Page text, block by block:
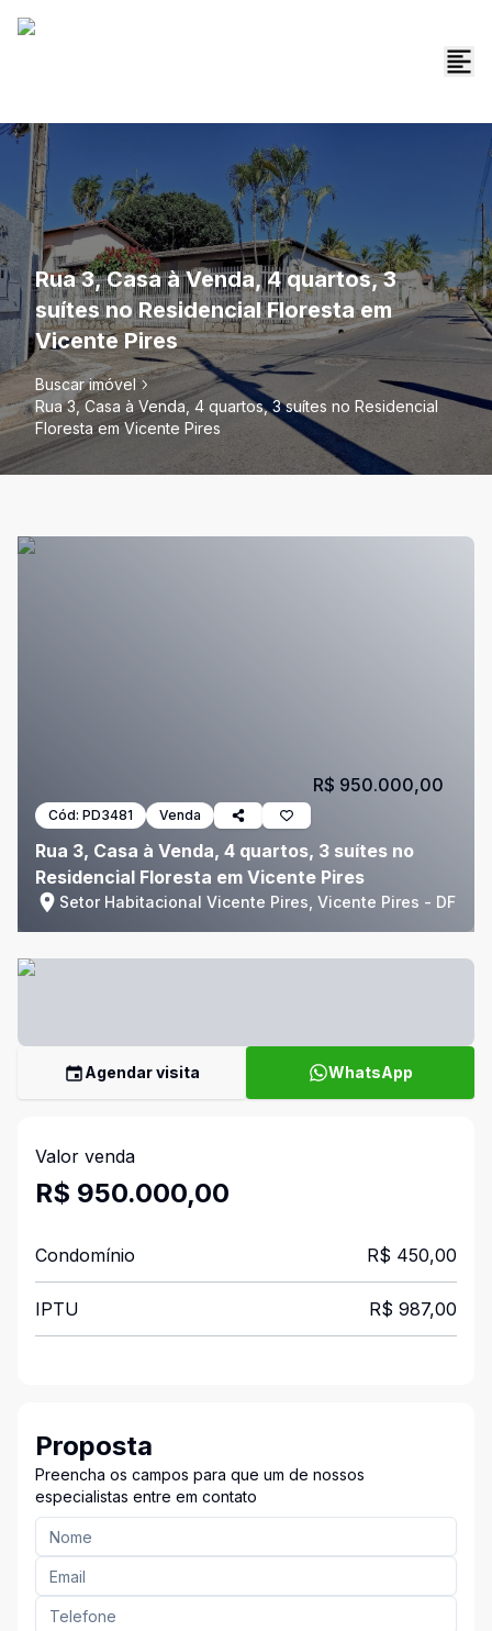
Rua 3, Casa à Venda, 4 quartos, 3
suítes no Residencial Floresta em
Vicente Pires
Buscar imóvel
Rua 3, Casa à Venda, 4 quartos, 3 suítes no Residencial
Floresta em Vicente Pires
Cód: PD3481 Venda
Rua 3, Casa à Venda, 4 quartos, 3 suítes no
Residencial Floresta em Vicente Pires
Setor Habitacional Vicente Pires, Vicente Pires - DF
R$ 950.000,00
Agendar visita WhatsApp
Valor venda
R$ 950.000,00
Condomínio R$ 450,00
IPTU R$ 987,00
Proposta
Preencha os campos para que um de nossos
especialistas entre em contato